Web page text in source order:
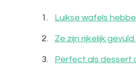
Luikse wafels
Ze zijn rijkelijk
Perfect als dessert